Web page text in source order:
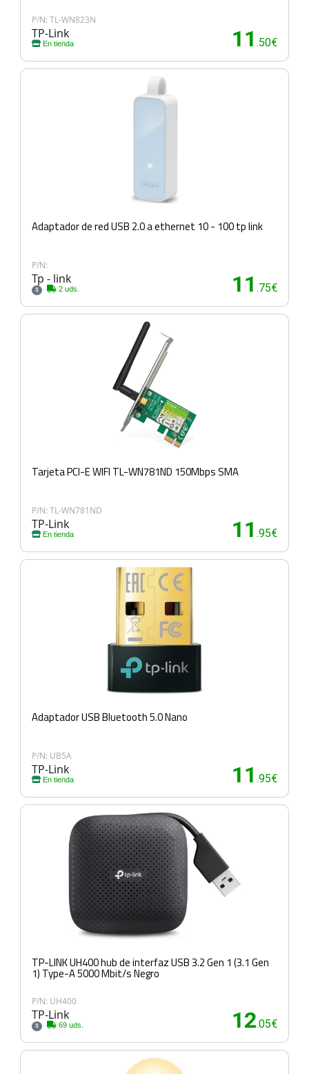
P/N: TL-WN823N
TP-Link
En tienda 11 .50€
Adaptador de red USB 2.0 a ethernet 10 - 100 tp link
P/N:
Tp - link
3 2 uds. 11 .75€
Tarjeta PCI-E WIFI TL-WN781ND 150Mbps SMA
P/N: TL-WN781ND
TP-Link
En tienda 11 .95€
Adaptador USB Bluetooth 5.0 Nano
P/N: UB5A
TP-Link
En tienda 11 .95€
TP-LINK UH400 hub de interfaz USB 3.2 Gen 1 (3.1 Gen
1) Type-A 5000 Mbit/s Negro
P/N: UH400
TP-Link
3 69 uds. 12.05€